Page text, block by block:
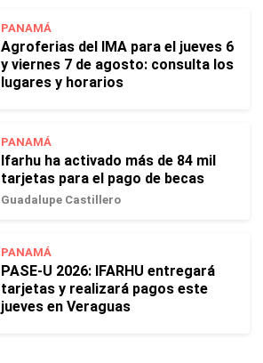
PANAMÁ
Agroferias del IMA para el jueves 6
y viernes 7 de agosto: consulta los
lugares y horarios
PANAMÁ
Ifarhu ha activado más de 84 mil
tarjetas para el pago de becas
Guadalupe Castillero
PANAMÁ
PASE-U 2026: IFARHU entregará
tarjetas y realizará pagos este
jueves en Veraguas